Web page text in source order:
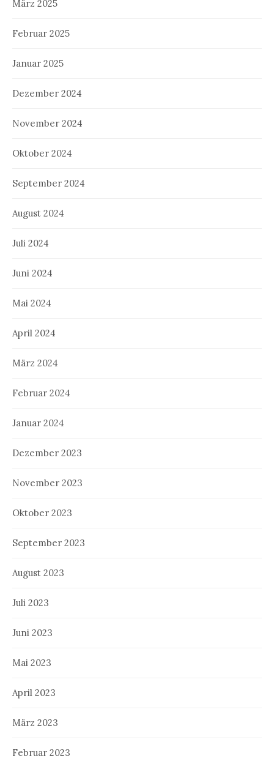
März 2025
Februar 2025
Januar 2025
Dezember 2024
November 2024
Oktober 2024
September 2024
August 2024
Juli 2024
Juni 2024
Mai 2024
April 2024
März 2024
Februar 2024
Januar 2024
Dezember 2023
November 2023
Oktober 2023
September 2023
August 2023
Juli 2023
Juni 2023
Mai 2023
April 2023
März 2023
Februar 2023